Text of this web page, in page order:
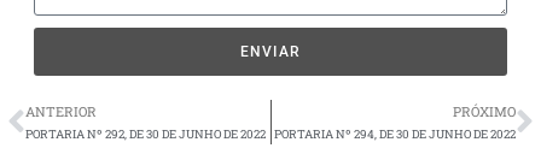
ENVIAR
ANTERIOR
PORTARIA Nº 292, DE 30 DE JUNHO DE 2022
PRÓXIMO
PORTARIA Nº 294, DE 30 DE JUNHO DE 2022